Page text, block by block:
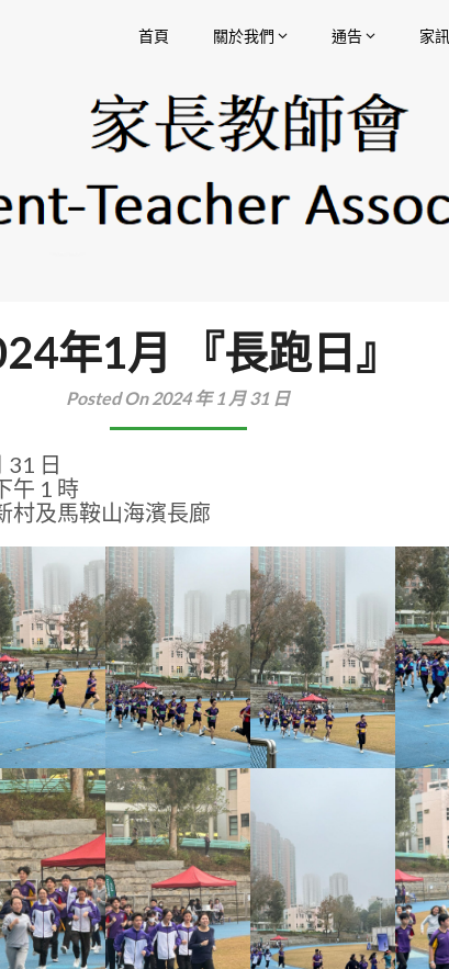
首頁 關於我們 通告 家訊
| 香港中文大學校友會聯會陳震夏中學家長教師會
年1月 『長跑日』
Posted On 2024 年 1 月 31 日
31 日
午 1 時
村及馬鞍山海濱長廊